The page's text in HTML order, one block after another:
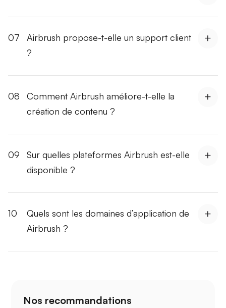
07
Airbrush propose-t-elle un support client
?
08
Comment Airbrush améliore-t-elle la
création de contenu ?
09
Sur quelles plateformes Airbrush est-elle
disponible ?
10
Quels sont les domaines d’application de
Airbrush ?
Nos recommandations